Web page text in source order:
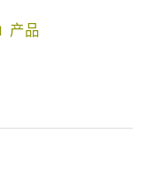
产品